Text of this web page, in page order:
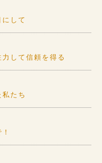
して
力して信頼を得る
たち